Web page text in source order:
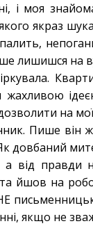
і моя
якраз
палить,
лишишся на
жахливою
на
Пише він
довбаний
від правди
та йшов на
якщо не